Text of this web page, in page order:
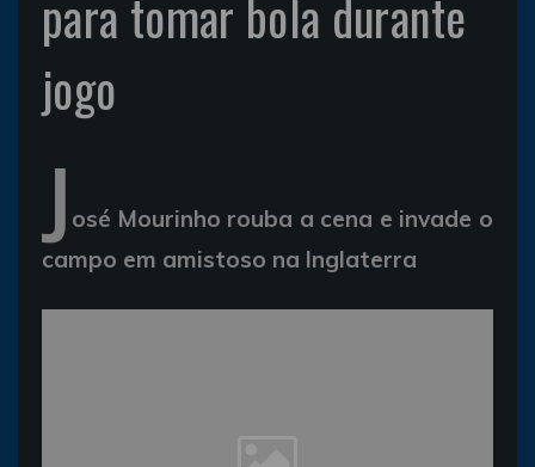
para tomar bola durante
jogo
J osé Mourinho rouba a cena e invade o
campo em amistoso na Inglaterra